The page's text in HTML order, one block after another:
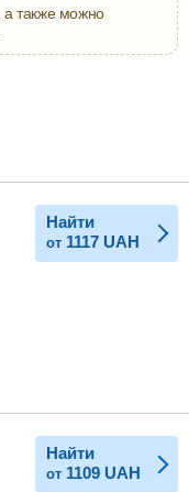
, а также можно
Найти
от 1117 UAH
Найти
от 1109 UAH